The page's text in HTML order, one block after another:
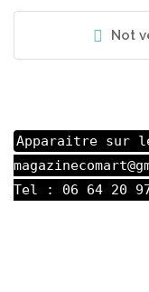
Not
Apparaitre sur
Tel : 06 64 20